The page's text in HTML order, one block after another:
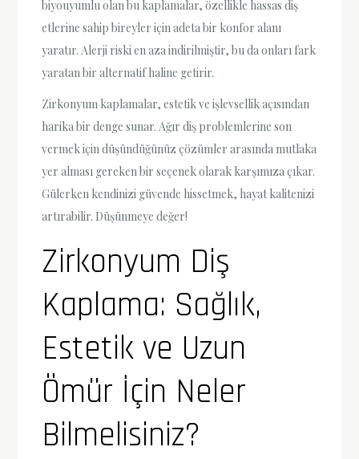
biyouyumlu olan bu kaplamalar, özellikle hassas diş
etlerine sahip bireyler için adeta bir konfor alanı
yaratır. Alerji riski en aza indirilmiştir, bu da onları fark
yaratan bir alternatif haline getirir.
Zirkonyum kaplamalar, estetik ve işlevsellik açısından
harika bir denge sunar. Ağır diş problemlerine son
vermek için düşündüğünüz çözümler arasında mutlaka
yer alması gereken bir seçenek olarak karşımıza çıkar.
Gülerken kendinizi güvende hissetmek, hayat kalitenizi
artırabilir. Düşünmeye değer!
Zirkonyum Diş
Kaplama: Sağlık,
Estetik ve Uzun
Ömür İçin Neler
Bilmelisiniz?